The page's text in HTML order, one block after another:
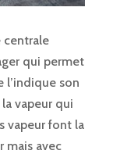
centrale
qui permet
l’indique son
vapeur qui
vapeur font la
mais avec